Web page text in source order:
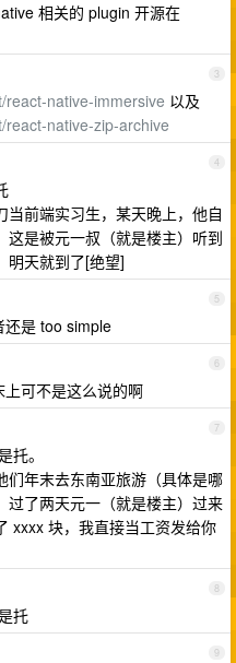
相关的 plugin 开源在
3
native-immersive 以及
native-zip-archive
4
前端实习生，某天晚上，他自
是被元一叔（就是楼主）听到
明天就到了[绝望]
5
还是 too simple
6
可不是这么说的啊
7
托。
们年末去东南亚旅游（具体是哪
过了两天元一（就是楼主）过来
xxxx 块，我直接当工资发给你
8
托
9